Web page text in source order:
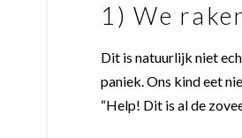
1) We
Dit is natuurlijk niet
paniek. Ons kind eet
“Help! Dit is al de